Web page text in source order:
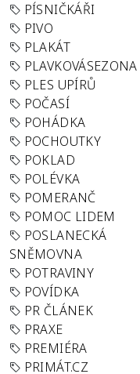
PÍSNIČKÁŘI
PIVO
PLAKÁT
PLAVKOVÁSEZONA
PLES UPÍRŮ
POČASÍ
POHÁDKA
POCHOUTKY
POKLAD
POLÉVKA
POMERANČ
POMOC LIDEM
POSLANECKÁ
SNĚMOVNA
POTRAVINY
POVÍDKA
PR ČLÁNEK
PRAXE
PREMIÉRA
PRIMÁT.CZ